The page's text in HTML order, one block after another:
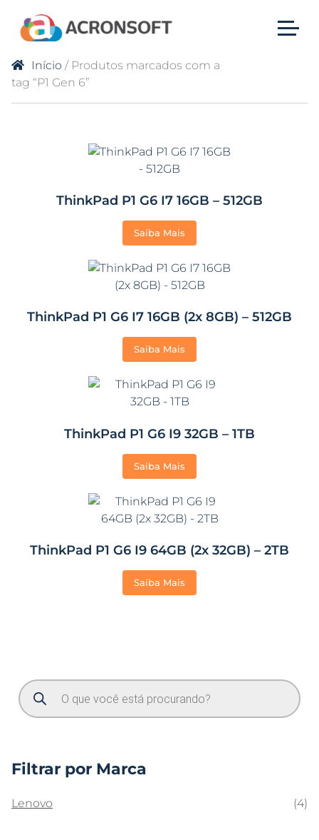
Início / Produtos marcados com a
tag “P1 Gen 6”
ThinkPad P1 G6 I7 16GB – 512GB
Saiba Mais
ThinkPad P1 G6 I7 16GB (2x 8GB) – 512GB
Saiba Mais
ThinkPad P1 G6 I9 32GB – 1TB
Saiba Mais
ThinkPad P1 G6 I9 64GB (2x 32GB) – 2TB
Saiba Mais
Filtrar por Marca
Lenovo (4)